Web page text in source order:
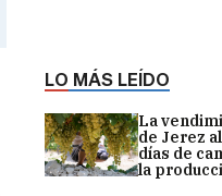
LO MÁS LEÍDO
La
de Jerez
días de
la